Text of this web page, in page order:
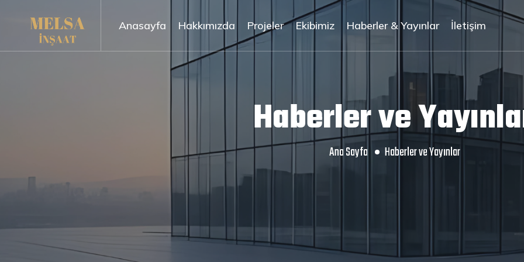
Anasayfa Hakkımızda Projeler Ekibimiz Haberler & Yayınlar İletişim
Haberler ve
Ana Sayfa Haberler ve Yayınlar